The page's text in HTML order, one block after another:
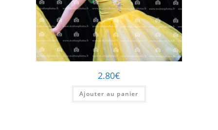
2.80€
Ajouter au panier